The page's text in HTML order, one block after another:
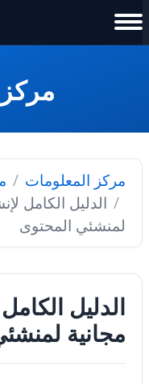
مركز المعلومات
الدليل الكامل
لمنشئي المحتوى
الدليل
مجانية